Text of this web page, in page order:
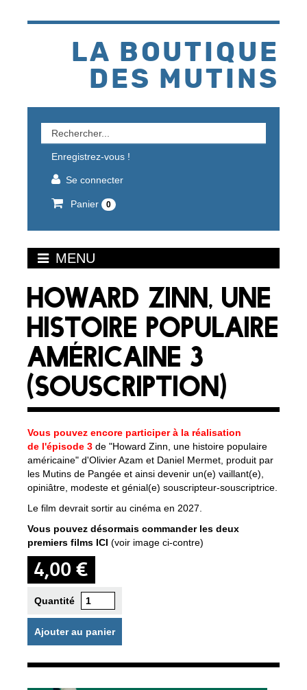
LA BOUTIQUE
DES MUTINS
Rechercher
un
produit
Enregistrez-vous !
Se connecter
Panier 0
MENU
HOWARD ZINN, UNE
HISTOIRE POPULAIRE
AMÉRICAINE 3
(SOUSCRIPTION)
Vous pouvez encore participer à la réalisation
de l'épisode 3 de "Howard Zinn, une histoire populaire
américaine" d'Olivier Azam et Daniel Mermet, produit par
les Mutins de Pangée et ainsi devenir un(e) vaillant(e),
opiniâtre, modeste et génial(e) souscripteur-souscriptrice.
Le film devrait sortir au cinéma en 2027.
Vous pouvez désormais commander les deux
premiers films ICI (voir image ci-contre)
4,00 €
Quantité
Ajouter au panier